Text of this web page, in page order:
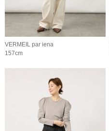
VERMEIL par iena
157cm